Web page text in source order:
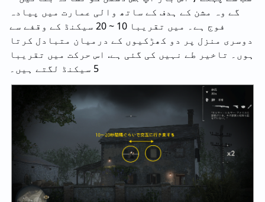
گے وہ مشن کے ہدف کے ساتھ والی عمارت میں پیادہ
فوج ہے۔ میں تقریبا 10 ~ 20 سیکنڈ کے وقفے سے
دوسری منزل پر دو کھڑکیوں کے درمیان متبادل کرتا
ہوں۔ تاخیر طے نہیں کی گئی ہے. اس حرکت میں تقریبا
5 سیکنڈ لگتے ہیں۔